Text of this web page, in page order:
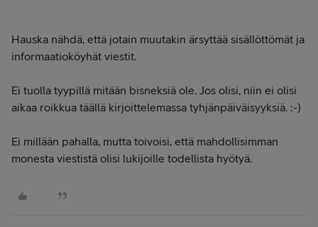
Hauska nähdä, että jotain muutakin ärsyttää sisällöttömät ja
informaatioköyhät viestit.
Ei tuolla tyypillä mitään bisneksiä ole. Jos olisi, niin ei olisi
aikaa roikkua täällä kirjoittelemassa tyhjänpäiväisyyksiä. :-)
Ei millään pahalla, mutta toivoisi, että mahdollisimman
monesta viestistä olisi lukijoille todellista hyötyä.